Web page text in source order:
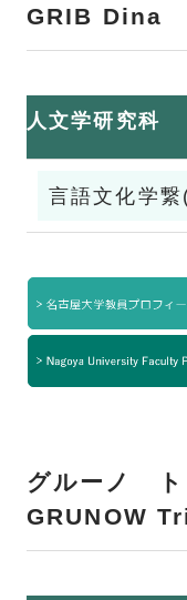
GRIB Dina
人文学研究科
言語文化学繋
グルーノ ト
GRUNOW